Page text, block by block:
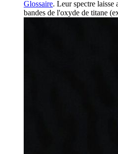
Glossaire. Leur spectre laisse
bandes de l'oxyde de titane